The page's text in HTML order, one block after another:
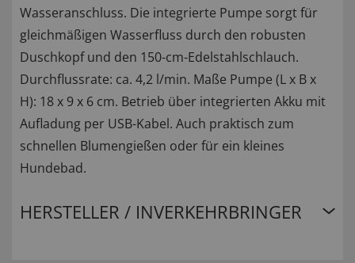
Wasseranschluss. Die integrierte Pumpe sorgt für
gleichmäßigen Wasserfluss durch den robusten
Duschkopf und den 150-cm-Edelstahlschlauch.
Durchflussrate: ca. 4,2 l/min. Maße Pumpe (L x B x
H): 18 x 9 x 6 cm. Betrieb über integrierten Akku mit
Aufladung per USB-Kabel. Auch praktisch zum
schnellen Blumengießen oder für ein kleines
Hundebad.
HERSTELLER / INVERKEHRBRINGER